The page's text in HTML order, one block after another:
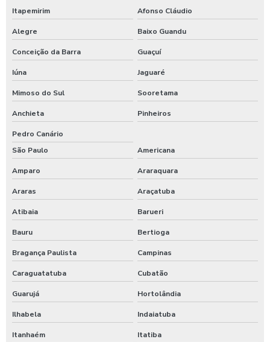
Itapemirim Afonso Cláudio
Alegre Baixo Guandu
Conceição da Barra Guaçuí
Iúna Jaguaré
Mimoso do Sul Sooretama
Anchieta Pinheiros
Pedro Canário
São Paulo
Americana
Amparo Araraquara
Araras Araçatuba
Atibaia Barueri
Bauru Bertioga
Bragança Paulista Campinas
Caraguatatuba Cubatão
Guarujá Hortolândia
Ilhabela Indaiatuba
Itanhaém Itatiba